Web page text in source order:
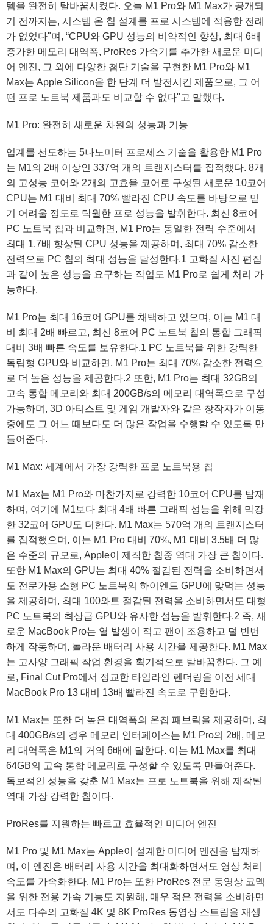
템을 완전히 탈바꿈시켰다. 오늘 M1 Pro와 M1 Max가 공개되
기 전까지는, 시스템 온 칩 설계를 프로 시스템에 적용한 전례
가 없었다"며, “CPU와 GPU 성능의 비약적인 향상, 최대 6배
증가한 메모리 대역폭, ProRes 가속기를 추가한 새로운 미디
어 엔진, 그 외에 다양한 첨단 기술을 구현한 M1 Pro와 M1
Max는 Apple Silicon을 한 단계 더 발전시킨 제품으로, 그 어
떤 프로 노트북 제품과도 비교할 수 없다"고 말했다.
M1 Pro: 완전히 새로운 차원의 성능과 기능
업계를 선도하는 5나노미터 프로세스 기술을 활용한 M1 Pro
는 M1의 2배 이상인 337억 개의 트랜지스터를 집적했다. 8개
의 고성능 코어와 2개의 고효율 코어로 구성된 새로운 10코어
CPU는 M1 대비 최대 70% 빨라진 CPU 속도를 바탕으로 믿
기 어려울 정도로 탁월한 프로 성능을 발휘한다. 최신 8코어
PC 노트북 칩과 비교하면, M1 Pro는 동일한 전력 수준에서
최대 1.7배 향상된 CPU 성능을 제공하며, 최대 70% 감소한
전력으로 PC 칩의 최대 성능을 달성한다.1 고화질 사진 편집
과 같이 높은 성능을 요구하는 작업도 M1 Pro로 쉽게 처리 가
능하다.
M1 Pro는 최대 16코어 GPU를 채택하고 있으며, 이는 M1 대
비 최대 2배 빠르고, 최신 8코어 PC 노트북 칩의 통합 그래픽
대비 3배 빠른 속도를 보유한다.1 PC 노트북을 위한 강력한
독립형 GPU와 비교하면, M1 Pro는 최대 70% 감소한 전력으
로 더 높은 성능을 제공한다.2 또한, M1 Pro는 최대 32GB의
고속 통합 메모리와 최대 200GB/s의 메모리 대역폭으로 구성
가능하며, 3D 아티스트 및 게임 개발자와 같은 창작자가 이동
중에도 그 어느 때보다도 더 많은 작업을 수행할 수 있도록 만
들어준다.
M1 Max: 세계에서 가장 강력한 프로 노트북용 칩
M1 Max는 M1 Pro와 마찬가지로 강력한 10코어 CPU를 탑재
하며, 여기에 M1보다 최대 4배 빠른 그래픽 성능을 위해 막강
한 32코어 GPU도 더한다. M1 Max는 570억 개의 트랜지스터
를 집적했으며, 이는 M1 Pro 대비 70%, M1 대비 3.5배 더 많
은 수준의 규모로, Apple이 제작한 칩중 역대 가장 큰 칩이다.
또한 M1 Max의 GPU는 최대 40% 절감된 전력을 소비하면서
도 전문가용 소형 PC 노트북의 하이엔드 GPU에 맞먹는 성능
을 제공하며, 최대 100와트 절감된 전력을 소비하면서도 대형
PC 노트북의 최상급 GPU와 유사한 성능을 발휘한다.2 즉, 새
로운 MacBook Pro는 열 발생이 적고 팬이 조용하고 덜 빈번
하게 작동하며, 놀라운 배터리 사용 시간을 제공한다. M1 Max
는 고사양 그래픽 작업 환경을 획기적으로 탈바꿈한다. 그 예
로, Final Cut Pro에서 정교한 타임라인 렌더링을 이전 세대
MacBook Pro 13 대비 13배 빨라진 속도로 구현한다.
M1 Max는 또한 더 높은 대역폭의 온칩 패브릭을 제공하며, 최
대 400GB/s의 경우 메모리 인터페이스는 M1 Pro의 2배, 메모
리 대역폭은 M1의 거의 6배에 달한다. 이는 M1 Max를 최대
64GB의 고속 통합 메모리로 구성할 수 있도록 만들어준다.
독보적인 성능을 갖춘 M1 Max는 프로 노트북을 위해 제작된
역대 가장 강력한 칩이다.
ProRes를 지원하는 빠르고 효율적인 미디어 엔진
M1 Pro 및 M1 Max는 Apple이 설계한 미디어 엔진을 탑재하
며, 이 엔진은 배터리 사용 시간을 최대화하면서도 영상 처리
속도를 가속화한다. M1 Pro는 또한 ProRes 전문 동영상 코덱
을 위한 전용 가속 기능도 지원해, 매우 적은 전력을 소비하면
서도 다수의 고화질 4K 및 8K ProRes 동영상 스트림을 재생